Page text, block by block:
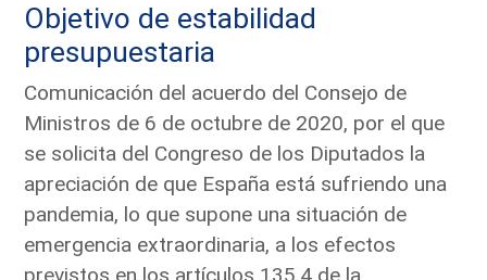
Objetivo de estabilidad
presupuestaria
Comunicación del acuerdo del Consejo de
Ministros de 6 de octubre de 2020, por el que
se solicita del Congreso de los Diputados la
apreciación de que España está sufriendo una
pandemia, lo que supone una situación de
emergencia extraordinaria, a los efectos
previstos en los artículos 135.4 de la